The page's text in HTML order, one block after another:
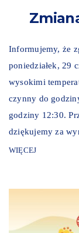
Informujemy, że
poniedziałek, 29
wysokimi
czynny do
godziny 12:30.
dziękujemy za
WIĘCEJ